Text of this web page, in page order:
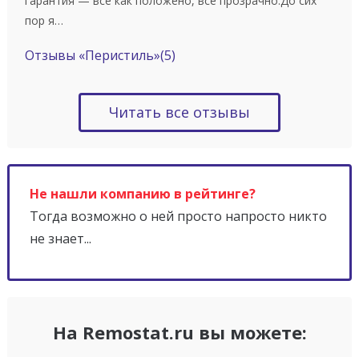
пор я…
Отзывы «Перистиль»(5)
Читать все отзывы
Не нашли компанию в рейтинге?
Тогда возможно о ней просто напросто никто
не знает...
На Remostat.ru вы можете: